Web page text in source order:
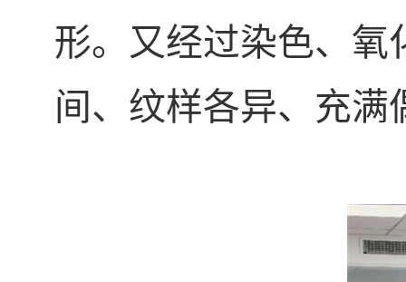
形。又经过染色、氧
间、纹样各异、充